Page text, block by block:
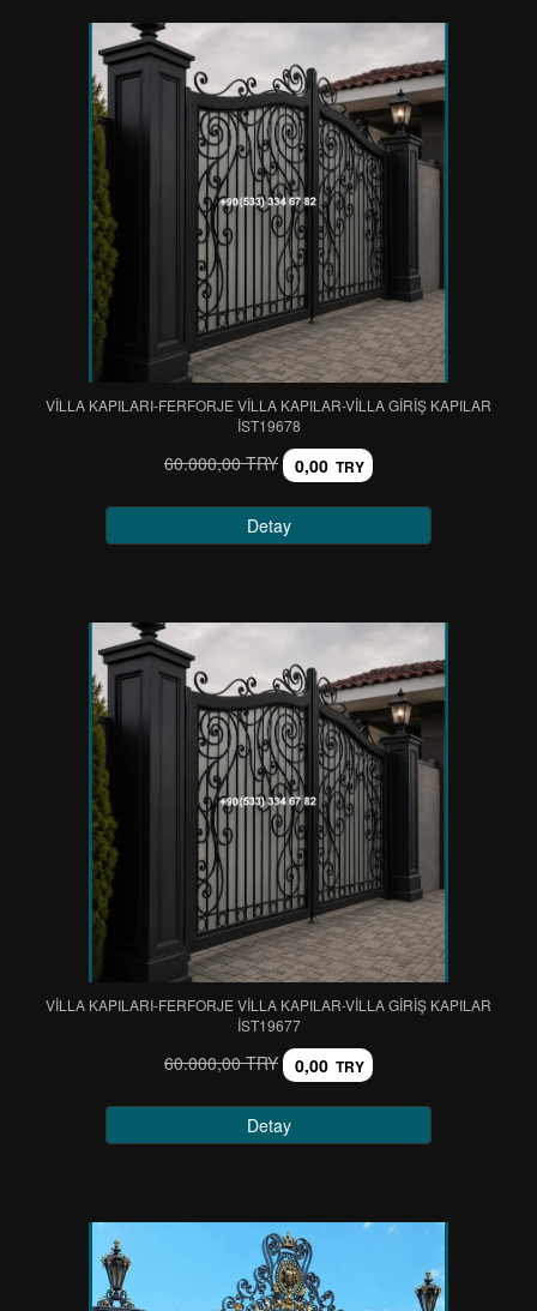
VİLLA KAPILARI-FERFORJE VİLLA KAPILAR-VİLLA GİRİŞ KAPILAR
IST19678
60.000,00 TRY 0,00 TRY
Detay
VİLLA KAPILARI-FERFORJE VİLLA KAPILAR-VİLLA GİRİŞ KAPILAR
IST19677
60.000,00 TRY 0,00 TRY
Detay